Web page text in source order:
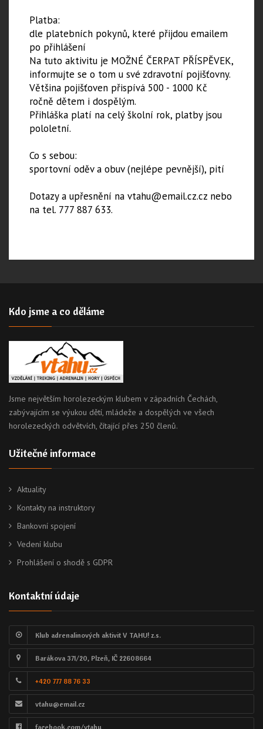
Platba:
dle platebních pokynů, které přijdou emailem
po přihlášení
Na tuto aktivitu je MOŽNÉ ČERPAT PŘÍSPĚVEK,
informujte se o tom u své zdravotní pojišťovny.
Většina pojišťoven přispívá 500 - 1000 Kč
ročně dětem i dospělým.
​Přihláška platí na celý školní rok, platby jsou
pololetní.
Co s sebou:
sportovní oděv a obuv (nejlépe pevnější), pití
Dotazy a upřesnění na vtahu@email.cz.cz nebo
na tel. 777 887 633.
Kdo jsme a co děláme
Jsme největším horolezeckým klubem v západních Čechách,
zabývajícím se výukou dětí, mládeže a dospělých ve všech
horolezeckých odvětvích, čítající přes 250 členů.
Užitečné informace
Aktuality
Kontakty na instruktory
Bankovní spojení
Vedení klubu
Prohlášení o shodě s GDPR
Kontaktní údaje
Klub adrenalinových aktivit V TAHU! z.s.
Barákova 371/20, Plzeň, IČ 22608664
+420 777 88 76 33
vtahu@email.cz
facebook.com/vtahu